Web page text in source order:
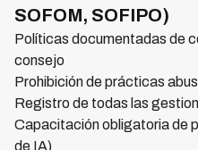
SOFOM, SOFIPO)
Políticas documentadas de
consejo
Prohibición de prácticas
Registro de todas las
Capacitación obligatoria de
de IA)